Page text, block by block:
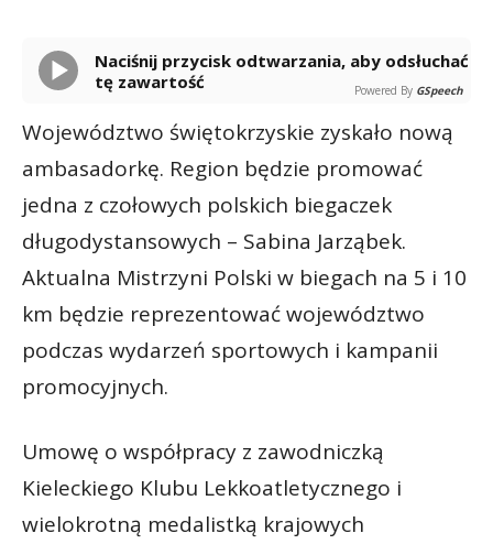
Naciśnij przycisk odtwarzania, aby odsłuchać
tę zawartość
Powered By GSpeech
Województwo świętokrzyskie zyskało nową
ambasadorkę. Region będzie promować
jedna z czołowych polskich biegaczek
długodystansowych – Sabina Jarząbek.
Aktualna Mistrzyni Polski w biegach na 5 i 10
km będzie reprezentować województwo
podczas wydarzeń sportowych i kampanii
promocyjnych.
Umowę o współpracy z zawodniczką
Kieleckiego Klubu Lekkoatletycznego i
wielokrotną medalistką krajowych